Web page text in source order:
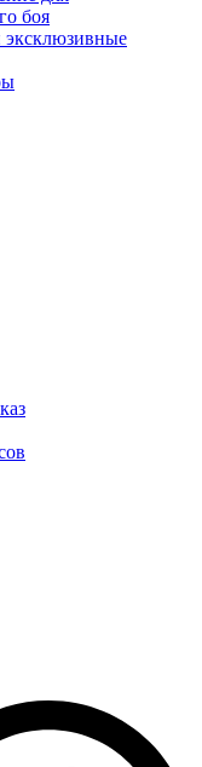
боя
эксклюзивные